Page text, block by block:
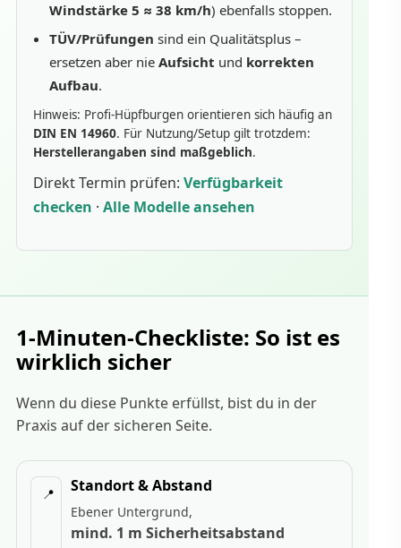
Windstärke 5 ≈ 38 km/h) ebenfalls stoppen.
TÜV/Prüfungen sind ein Qualitätsplus –
ersetzen aber nie Aufsicht und korrekten
Aufbau.
Hinweis: Profi-Hüpfburgen orientieren sich häufig an
DIN EN 14960. Für Nutzung/Setup gilt trotzdem:
Herstellerangaben sind maßgeblich.
Direkt Termin prüfen: Verfügbarkeit
checken · Alle Modelle ansehen
1-Minuten-Checkliste: So ist es
wirklich sicher
Wenn du diese Punkte erfüllst, bist du in der
Praxis auf der sicheren Seite.
📍 Standort & Abstand
Ebener Untergrund,
mind. 1 m Sicherheitsabstand